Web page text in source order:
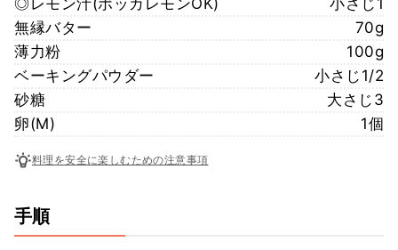
無縁バター
70g
薄力粉
100g
ベーキングパウダー
小さじ1/2
砂糖
大さじ3
卵(M)
1個
料理を安全に楽しむための注意事項
手順